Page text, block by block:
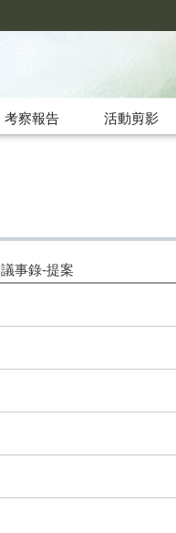
考察報告 活動剪影
議事錄-提案